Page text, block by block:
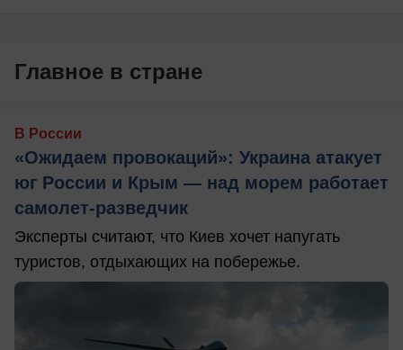
Главное в стране
В России
«Ожидаем провокаций»: Украина атакует
юг России и Крым — над морем работает
самолет-разведчик
Эксперты считают, что Киев хочет напугать
туристов, отдыхающих на побережье.